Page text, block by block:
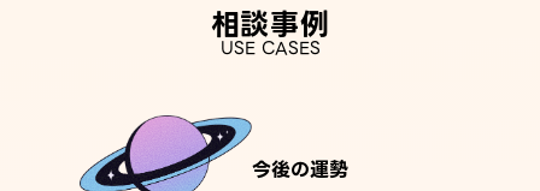
相談事例
USE CASES
今後の運勢